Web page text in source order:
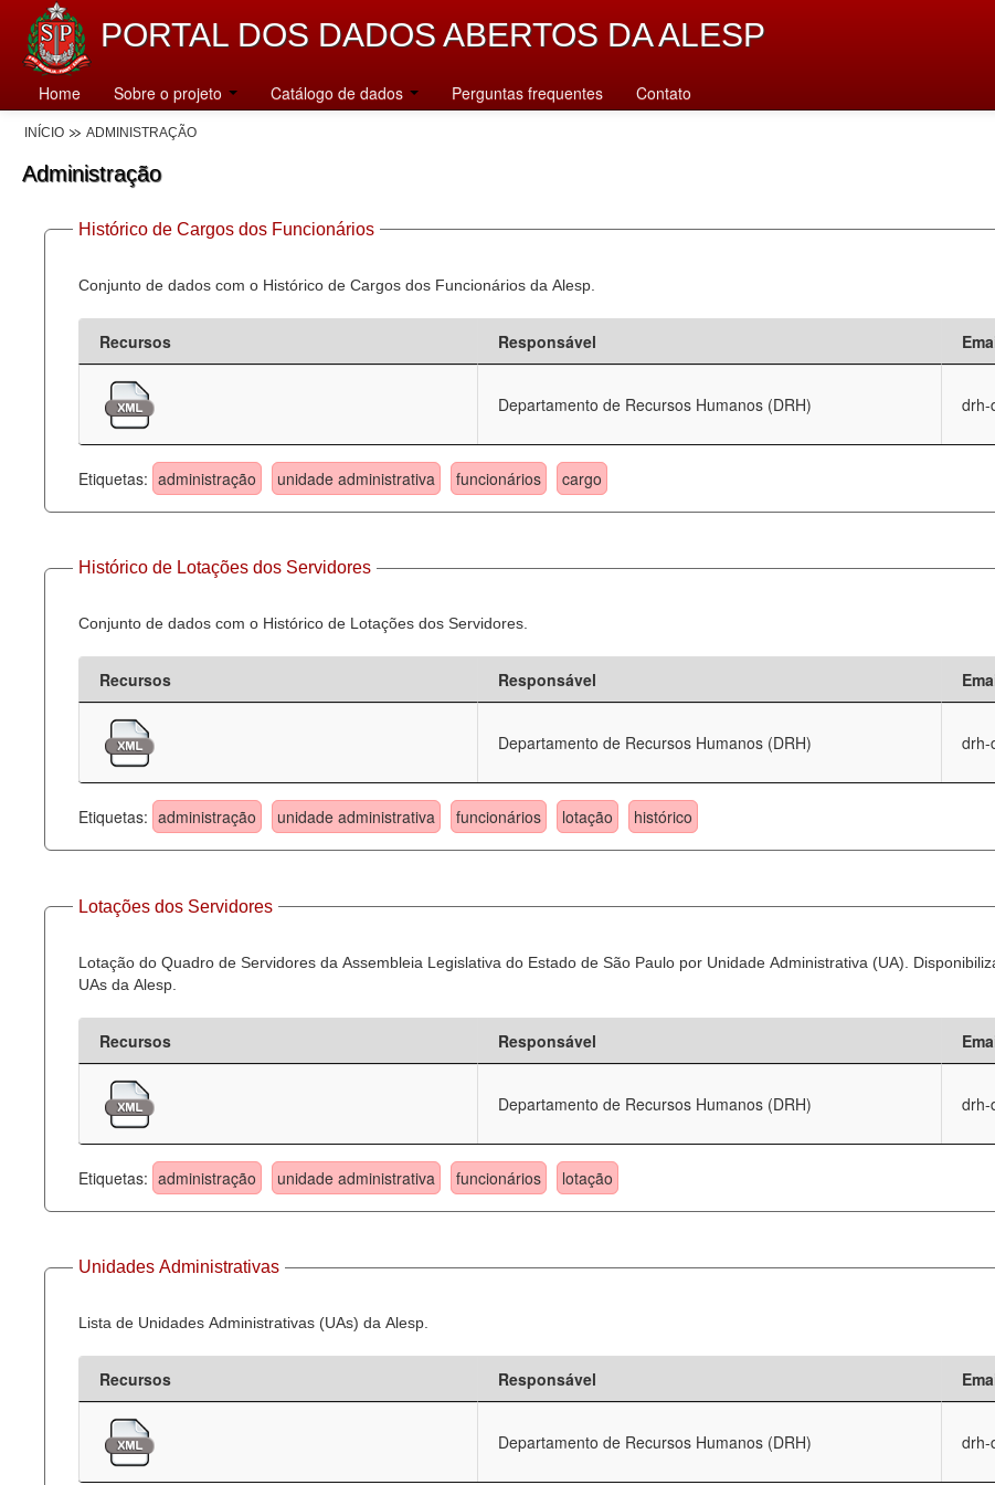
PORTAL DOS DADOS ABERTOS DA ALESP
Home Sobre o projeto Catálogo de dados Perguntas frequentes Contato
INÍCIO ADMINISTRAÇÃO
Administração
Histórico de Cargos dos Funcionários
Conjunto de dados com o Histórico de Cargos dos Funcionários da Alesp.
Recursos Responsável
Departamento de Recursos Humanos (DRH) drh-
Etiquetas: administração unidade administrativa funcionários cargo
Histórico de Lotações dos Servidores
Conjunto de dados com o Histórico de Lotações dos Servidores.
Recursos Responsável
Departamento de Recursos Humanos (DRH) drh-
Etiquetas: administração unidade administrativa funcionários lotação histórico
Lotações dos Servidores
Lotação do Quadro de Servidores da Assembleia Legislativa do Estado de São Paulo por Unidade Administrativa (UA).
UAs da Alesp.
Recursos Responsável
Departamento de Recursos Humanos (DRH) drh-
Etiquetas: administração unidade administrativa funcionários lotação
Unidades Administrativas
Lista de Unidades Administrativas (UAs) da Alesp.
Recursos Responsável
Departamento de Recursos Humanos (DRH) drh-